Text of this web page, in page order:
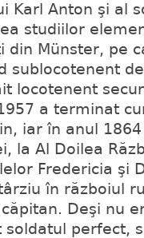
Karl Anton şi al
studiilor
din Münster, pe
sublocotenent
locotenent
a terminat
iar în anul
la Al Doilea
Fredericia şi
în războiul
Deşi nu
perfect,